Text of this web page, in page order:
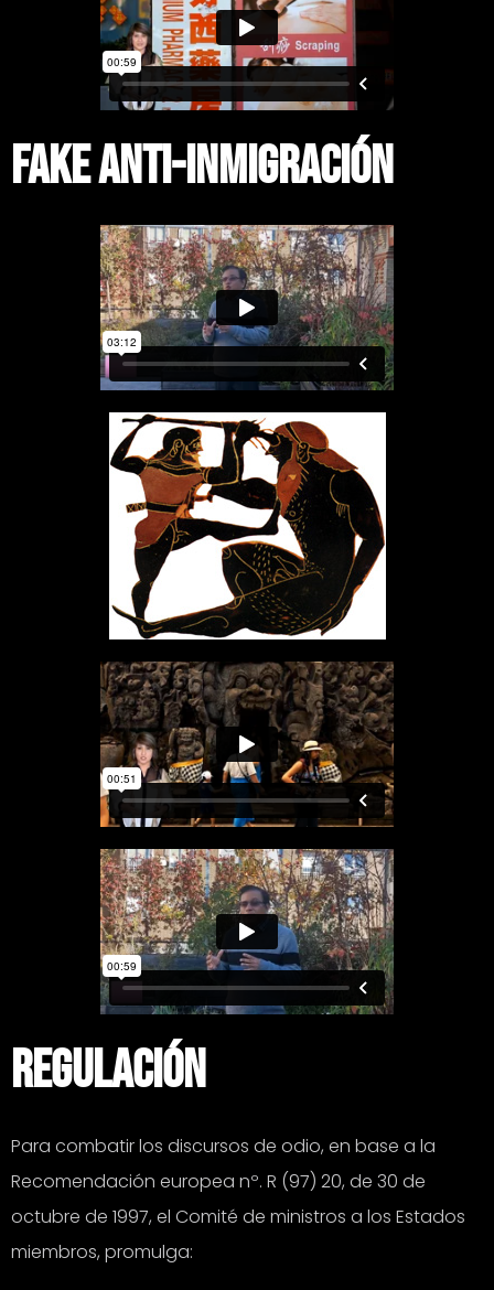
fake anti-inmigración
regulación
Para combatir los discursos de odio, en base a la
Recomendación europea nº. R (97) 20, de 30 de
octubre de 1997, el Comité de ministros a los Estados
miembros, promulga: